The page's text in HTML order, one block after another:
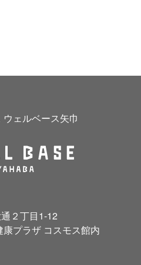
ェルベース矢巾
２丁目1-12
プラザ コスモス館内